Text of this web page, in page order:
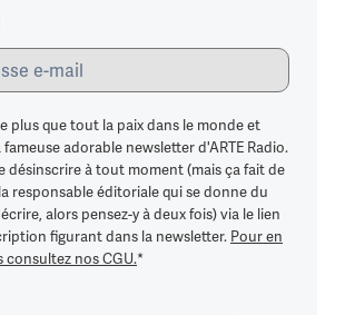
plus que tout la paix dans le monde et
adorable newsletter d'ARTE Radio.
désinscrire à tout moment (mais ça fait de
responsable éditoriale qui se donne du
alors pensez-y à deux fois) via le lien
figurant dans la newsletter. Pour en
consultez nos CGU.*